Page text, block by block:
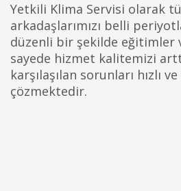
Yetkili Klima Servisi olarak
arkadaşlarımızı belli
düzenli bir şekilde eğitimler
sayede hizmet kalitemizi
karşılaşılan sorunları hızlı
çözmektedir.